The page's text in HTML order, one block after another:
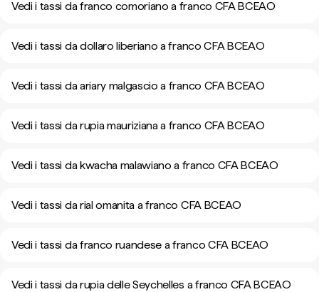
Vedi i tassi da franco comoriano a franco CFA BCEAO
Vedi i tassi da dollaro liberiano a franco CFA BCEAO
Vedi i tassi da ariary malgascio a franco CFA BCEAO
Vedi i tassi da rupia mauriziana a franco CFA BCEAO
Vedi i tassi da kwacha malawiano a franco CFA BCEAO
Vedi i tassi da rial omanita a franco CFA BCEAO
Vedi i tassi da franco ruandese a franco CFA BCEAO
Vedi i tassi da rupia delle Seychelles a franco CFA BCEAO